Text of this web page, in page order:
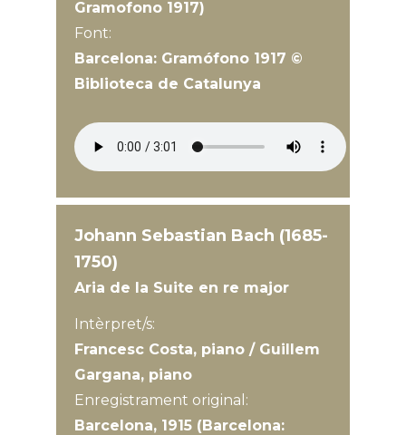
Gramofono 1917)
Font:
Barcelona: Gramófono 1917 ©
Biblioteca de Catalunya
Johann Sebastian Bach (1685-
1750)
Aria de la Suite en re major
Intèrpret/s:
Francesc Costa, piano / Guillem
Gargana, piano
Enregistrament original:
Barcelona, 1915 (Barcelona: